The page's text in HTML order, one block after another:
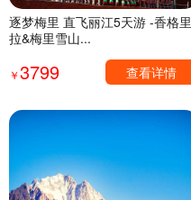
逐梦梅里 直飞丽江5天游 -香格里
拉&梅里雪山...
￥3799 查看详情